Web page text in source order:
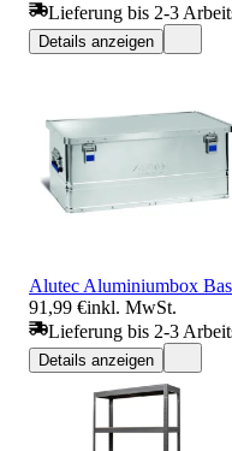
Lieferung bis 2-3
Details anzeigen
Alutec Aluminiumbox
91,99 €inkl. MwSt.
Lieferung bis 2-3
Details anzeigen